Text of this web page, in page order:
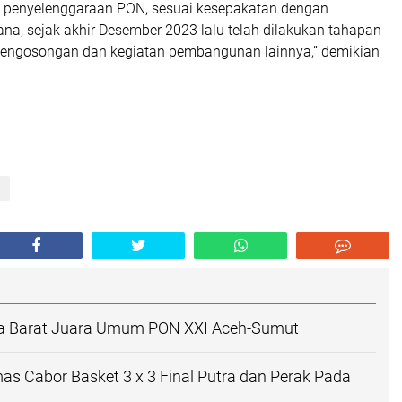
PON, sesuai kesepakatan dengan
sejak akhir Desember 2023 lalu telah dilakukan tahapan
dan kegiatan pembangunan lainnya,” demikian
Barat Juara Umum PON XXI Aceh-Sumut
Cabor Basket 3 x 3 Final Putra dan Perak Pada